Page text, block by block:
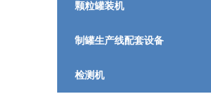
颗粒罐装机
制罐生产线配套设备
检测机